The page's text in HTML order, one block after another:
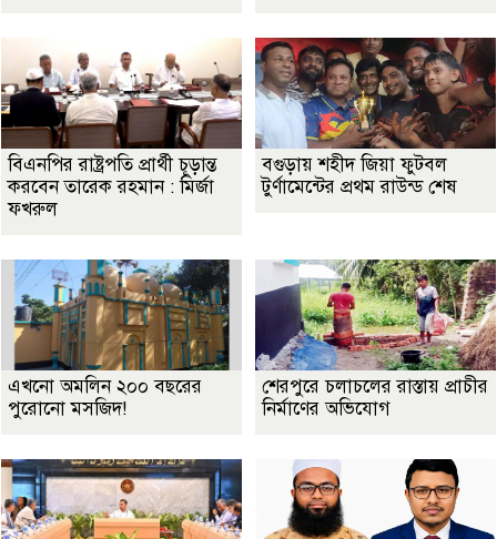
বিএনপির রাষ্ট্রপতি প্রার্থী চূড়ান্ত
করবেন তারেক রহমান : মির্জা
ফখরুল
বগুড়ায় শহীদ জিয়া ফুটবল
টুর্ণামেন্টের প্রথম রাউন্ড শেষ
এখনো অমলিন ২০০ বছরের
পুরোনো মসজিদ!
শেরপুরে চলাচলের রাস্তায় প্রাচীর
নির্মাণের অভিযোগ